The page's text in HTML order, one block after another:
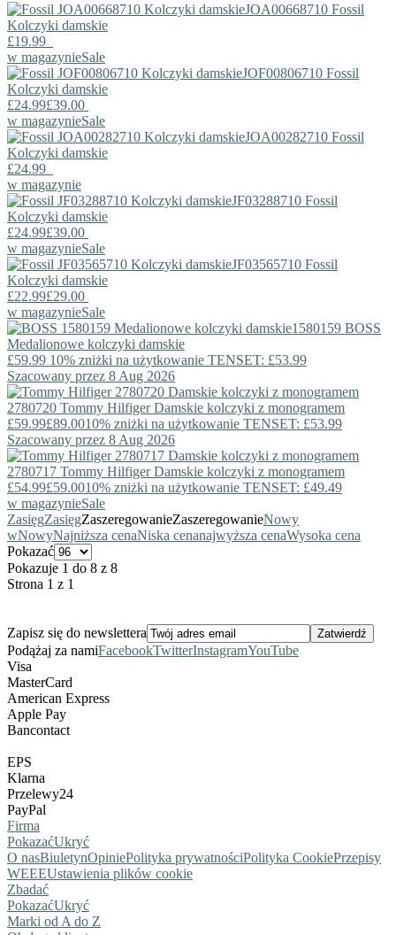
JOA00668710 Fossil
Kolczyki damskie
£19.99
w magazynieSale
JOF00806710 Fossil
Kolczyki damskie
£24.99£39.00
w magazynieSale
JOA00282710 Fossil
Kolczyki damskie
£24.99
w magazynie
JF03288710 Fossil
Kolczyki damskie
£24.99£39.00
w magazynieSale
JF03565710 Fossil
Kolczyki damskie
£22.99£29.00
w magazynieSale
1580159 BOSS
Medalionowe kolczyki damskie
£59.99 10% zniżki na użytkowanie TENSET: £53.99
Szacowany przez 8 Aug 2026
2780720 Tommy HilfigerDamskie kolczyki z monogramem
£59.99£89.0010% zniżki na użytkowanie TENSET: £53.99
Szacowany przez 8 Aug 2026
2780717 Tommy HilfigerDamskie kolczyki z monogramem
£54.99£59.0010% zniżki na użytkowanie TENSET: £49.49
w magazynieSale
ZasięgZasięgZaszeregowanieZaszeregowanieNowy
wNowyNajniższa cenaNiska cenanajwyższa cenaWysoka cena
Pokazać
Pokazuje 1 do 8 z 8
Strona 1 z 1
Zapisz się do newslettera
Podążaj za namiFacebookTwitterInstagramYouTube
Visa
MasterCard
American Express
Apple Pay
Bancontact
EPS
Klarna
Przelewy24
PayPal
Firma
PokazaćUkryć
O nasBiuletynOpiniePolityka prywatnościPolityka CookiePrzepisy
WEEEUstawienia plików cookie
Zbadać
PokazaćUkryć
Marki od A do Z